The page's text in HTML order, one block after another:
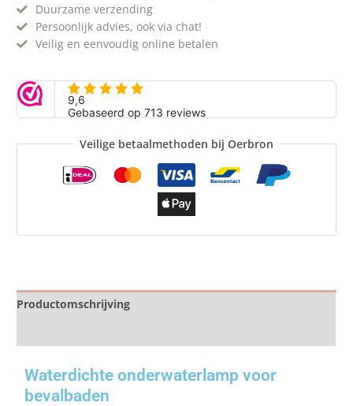
Duurzame verzending
Persoonlijk advies, ook via chat!
Veilig en eenvoudig online betalen
Veilige betaalmethoden bij Oerbron
Productomschrijving
Waterdichte onderwaterlamp voor
bevalbaden